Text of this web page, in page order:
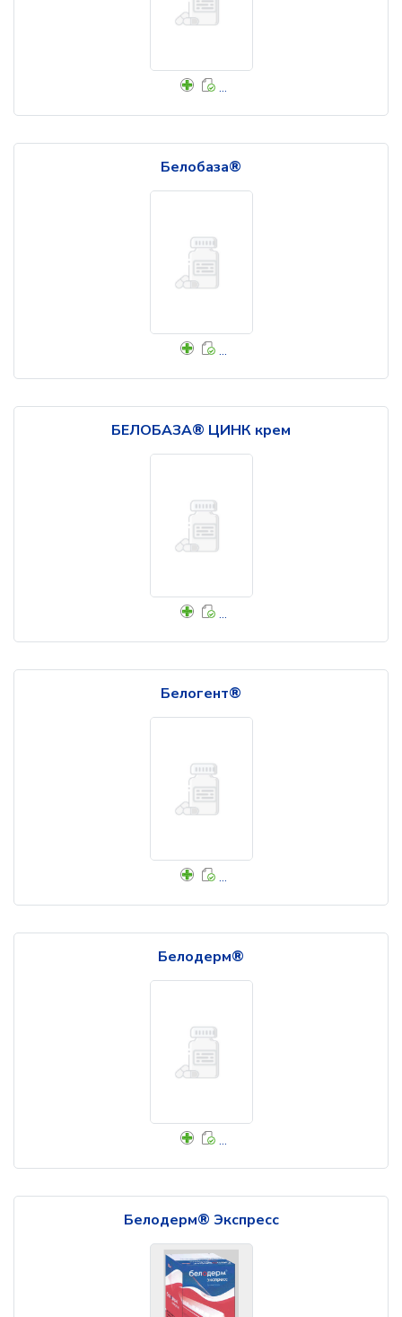
...
Белобаза®
...
БЕЛОБАЗА® ЦИНК крем
...
Белогент®
...
Белодерм®
...
Белодерм® Экспресс